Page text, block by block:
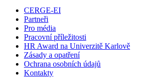
CERGE-EI
Partneři
Pro média
Pracovní příležitosti
HR Award na Univerzitě Karlově
Zásady a opatření
Ochrana osobních údajů
Kontakty